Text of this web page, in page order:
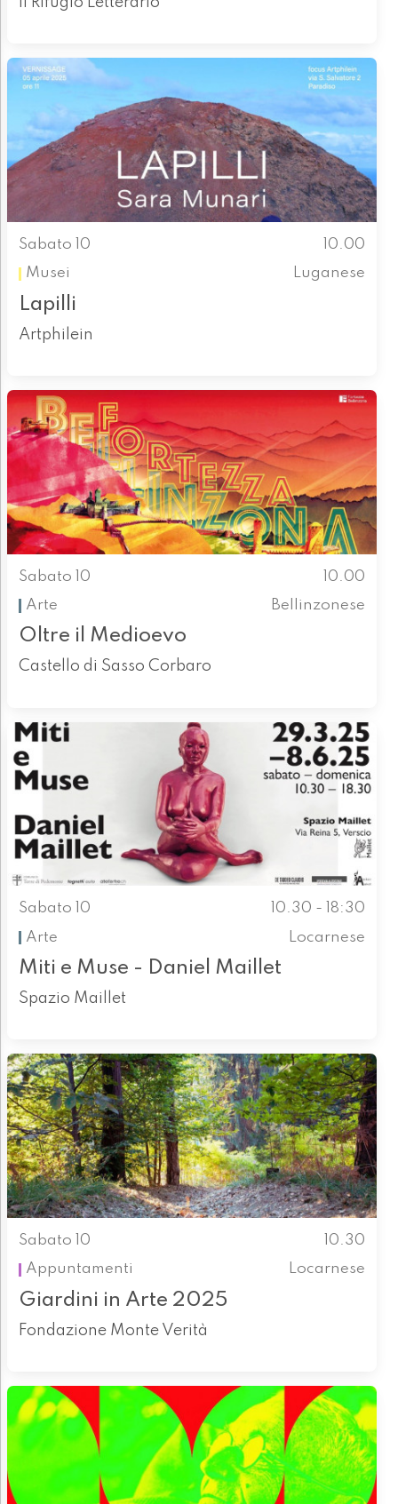
Sabato 10
10.00
Musei
Luganese
Lapilli
Artphilein
Sabato 10
10.00
Arte
Bellinzonese
Oltre il Medioevo
Castello di Sasso Corbaro
Sabato 10
10.30 - 18:30
Arte
Locarnese
Miti e Muse - Daniel Maillet
Spazio Maillet
Sabato 10
10.30
Appuntamenti
Locarnese
Giardini in Arte 2025
Fondazione Monte Verità